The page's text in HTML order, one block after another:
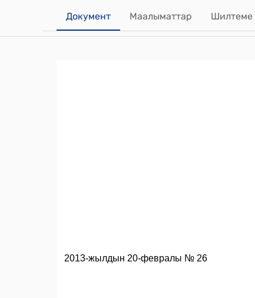
Документ Маалыматтар Шилтеме